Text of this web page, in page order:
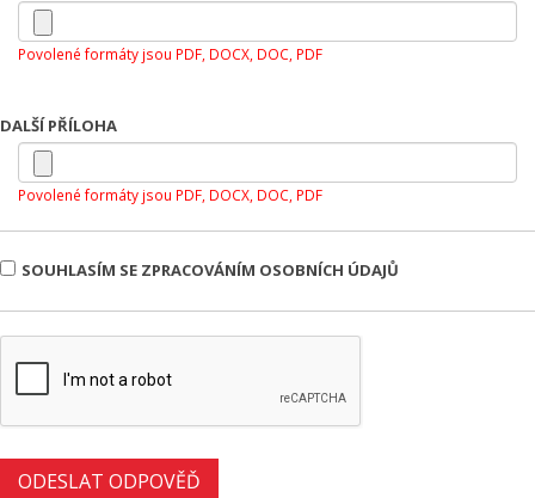
Povolené formáty jsou PDF, DOCX, DOC, PDF
DALŠÍ PŘÍLOHA
Povolené formáty jsou PDF, DOCX, DOC, PDF
SOUHLASÍM SE ZPRACOVÁNÍM OSOBNÍCH ÚDAJŮ